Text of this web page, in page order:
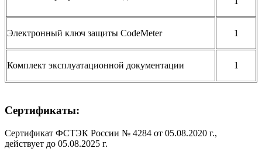
Электронный ключ защиты CodeMeter 1
Комплект эксплуатационной документации 1
Сертификаты:
Сертификат ФСТЭК России № 4284 от 05.08.2020 г.,
действует до 05.08.2025 г.